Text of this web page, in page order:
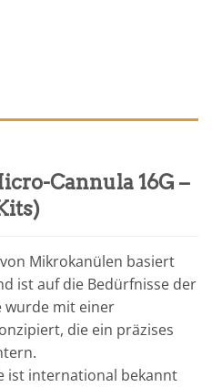
Cannula 16G –
Mikrokanülen basiert
ist auf die Bedürfnisse der
wurde mit einer
die ein präzises
ist international bekannt